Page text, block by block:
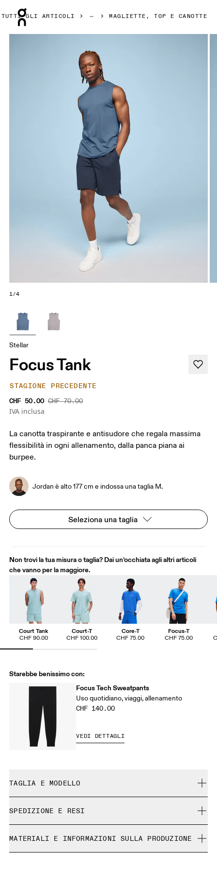
TUTTI GLI ARTICOLI MAGLIETTE, TOP E CANOTTE
1/4
Stellar
Focus Tank
STAGIONE PRECEDENTE
CHF 50.00 CHF 70.00
IVA inclusa
La canotta traspirante e antisudore che regala massima
flessibilità in ogni allenamento, dalla panca piana ai
burpee.
Jordan è alto 177 cm e indossa una taglia M.
Seleziona una taglia
Non trovi la tua misura o taglia? Dai un’occhiata agli altri articoli
che vanno per la maggiore.
Court Tank
CHF 90.00
Court-T
CHF 100.00
Core-T
CHF 75.00
Focus-T
CHF 75.00
Starebbe benissimo con:
Focus Tech Sweatpants
Uso quotidiano, viaggi, allenamento
CHF 140.00
VEDI DETTAGLI
TAGLIA E MODELLO
Jordan è alto 177 cm e indossa una taglia M.
SPEDIZIONE E RESI
Reso gratuito esteso a 30 giorni
I prodotti e le colorazioni in edizione limitata e gli articoli
MATERIALI E INFORMAZIONI SULLA PRODUZIONE